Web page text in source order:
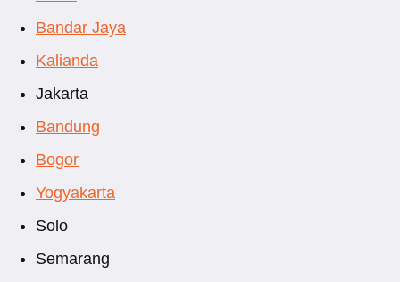
Bandar Jaya
Kalianda
Jakarta
Bandung
Bogor
Yogyakarta
Solo
Semarang